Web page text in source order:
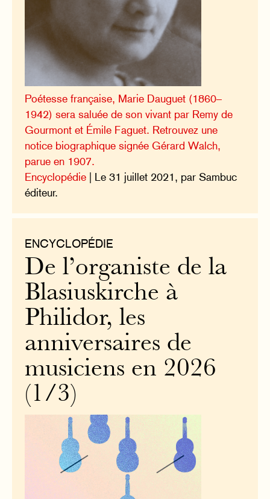
Poétesse française, Marie Dauguet (1860–
1942) sera saluée de son vivant par Remy de
Gourmont et Émile Faguet. Retrouvez une
notice biographique signée Gérard Walch,
parue en 1907.
Encyclopédie | Le 31 juillet 2021, par Sambuc
éditeur.
ENCYCLOPÉDIE
De l’organiste de la
Blasiuskirche à
Philidor, les
anniversaires de
musiciens en 2026
(1/3)